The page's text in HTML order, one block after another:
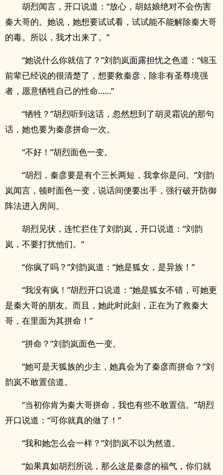
胡烈闻言，开口说道：“放心，胡姑娘绝对不会伤害
秦大哥的。她说，她想要试试看，试试能不能解除秦大哥
的毒。所以，我才出来了。”
“她说什么你就信了？”刘韵岚面露担忧之色道：“锦玉
前辈已经说的很清楚了，想要救秦彦，除非有圣尊境强
者，愿意牺牲自己的性命……”
“牺牲？”胡烈听到这话，忽然想到了胡灵霜说的那句
话，她也要为秦彦拼命一次。
“不好！”胡烈面色一变。
“胡烈，秦彦要是有个三长两短，我拿你是问。”刘韵
岚闻言，顿时面色一变，说话间便要出手，强行破开防御
阵法进入房间。
胡烈见状，连忙拦住了刘韵岚，开口说道：“刘韵
岚，不要打扰他们。”
“你疯了吗？”刘韵岚道：“她是狐女，是异族！”
“我没有疯！”胡烈开口说道：“她是狐女不错，可她更
是秦大哥的朋友。而且，她此时此刻，正在为了救秦大
哥，在里面为其拼命！”
“拼命？”刘韵岚面色一变。
“她可是天狐族的少主，她真会为了秦彦而拼命？”刘
韵岚不敢置信道。
“当初你肯为秦大哥拼命，我也有些不敢置信。”胡烈
开口说道：“可你就真的做了！”
“我和她怎么会一样？”刘韵岚不以为然道。
“如果真如胡烈所说，那么这是秦彦的福气，你们就